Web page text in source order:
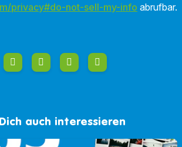
privacy#do-not-sell-my-info abrufbar.
auch interessieren